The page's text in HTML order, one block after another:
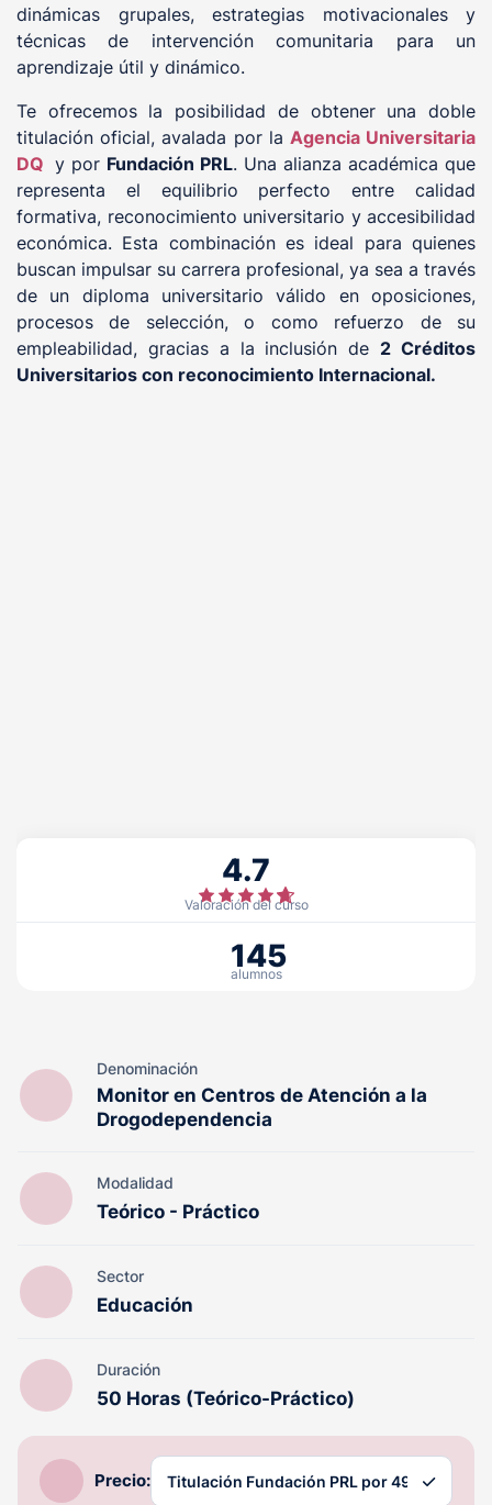
dinámicas grupales, estrategias motivacionales y
técnicas de intervención comunitaria para un
aprendizaje útil y dinámico.
Te ofrecemos la posibilidad de obtener una doble
titulación oficial, avalada por la Agencia Universitaria
DQ y por Fundación PRL. Una alianza académica que
representa el equilibrio perfecto entre calidad
formativa, reconocimiento universitario y accesibilidad
económica. Esta combinación es ideal para quienes
buscan impulsar su carrera profesional, ya sea a través
de un diploma universitario válido en oposiciones,
procesos de selección, o como refuerzo de su
empleabilidad, gracias a la inclusión de2 Créditos
Universitarios con reconocimiento Internacional.
4.7
Valoración del curso
145
alumnos
Denominación
Monitor en Centros de Atención a la
Drogodependencia
Modalidad
Teórico - Práctico
Sector
Educación
Duración
50 Horas (Teórico-Práctico)
Precio: